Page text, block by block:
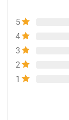
5
4
3
2
1